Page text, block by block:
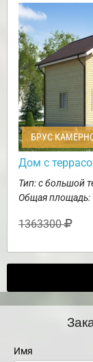
БРУС
Дом с
Тип: с большой
Общая площадь:
1363300
Имя